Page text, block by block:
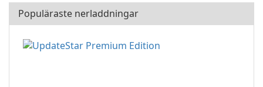
Populäraste nerladdningar